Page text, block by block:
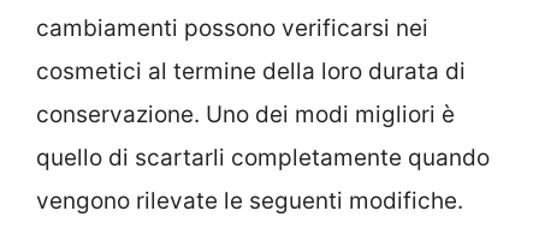
cambiamenti possono verificarsi nei
cosmetici al termine della loro durata di
conservazione. Uno dei modi migliori è
quello di scartarli completamente quando
vengono rilevate le seguenti modifiche.